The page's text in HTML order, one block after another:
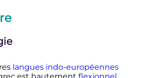
langues indo-européennes